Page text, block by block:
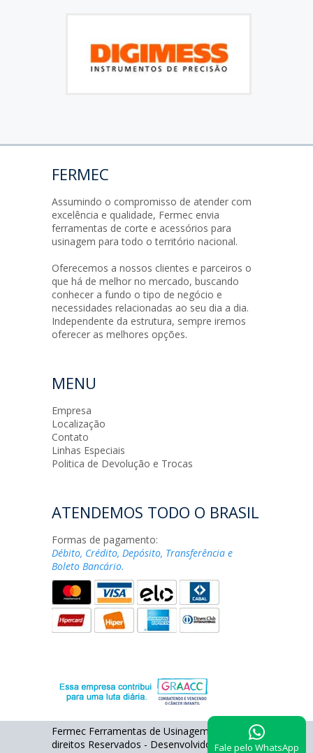
FERMEC
Assumindo o compromisso de atender com
excelência e qualidade, Fermec envia
ferramentas de corte e acessórios para
usinagem para todo o território nacional.
Oferecemos a nossos clientes e parceiros o
que há de melhor no mercado, buscando
conhecer a fundo o tipo de negócio e
necessidades relacionadas ao seu dia a dia.
Independente da estrutura, sempre iremos
oferecer as melhores opções.
MENU
Empresa
Localização
Contato
Linhas Especiais
Politica de Devolução e Trocas
ATENDEMOS TODO O BRASIL
Formas de pagamento:
Débito, Crédito, Depósito, Transferência e
Boleto Bancário.
Fermec Ferramentas de Usinagem - Todos os
direitos Reservados - Desenvolvido porFale pelo WhatsApp